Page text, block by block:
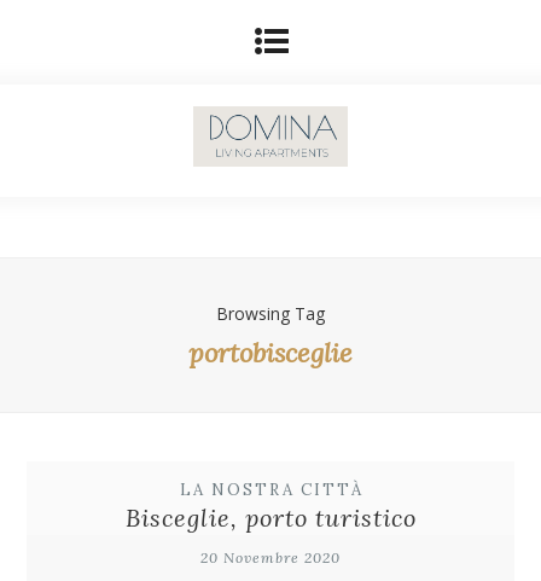
Browsing Tag
portobisceglie
LA NOSTRA CITTÀ
Bisceglie, porto turistico
20 Novembre 2020